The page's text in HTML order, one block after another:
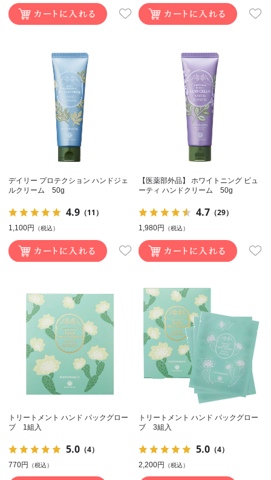
デイリー プロテクション ハンドジェ
ルクリーム 50g
4.9（11）
1,100円 （税込）
【医薬部外品】 ホワイトニング ビュ
ーティ ハンドクリーム 50g
4.7 （29）
1,980円 （税込）
トリートメント ハンド パックグロー
ブ 1組入
5.0（4）
770円 （税込）
トリートメント ハンド パックグロー
ブ 3組入
5.0 （4）
2,200円 （税込）